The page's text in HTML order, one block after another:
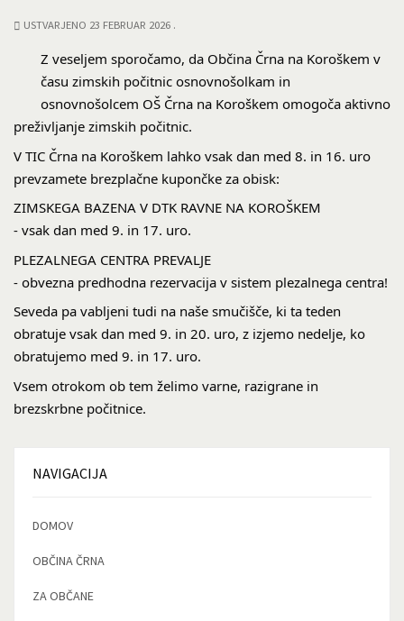
USTVARJENO 23 FEBRUAR 2026
Z veseljem sporočamo, da Občina Črna na Koroškem v
času zimskih počitnic osnovnošolkam in
osnovnošolcem OŠ Črna na Koroškem omogoča aktivno
preživljanje zimskih počitnic.
V TIC Črna na Koroškem lahko vsak dan med 8. in 16. uro
prevzamete brezplačne kupončke za obisk:
ZIMSKEGA BAZENA V DTK RAVNE NA KOROŠKEM
- vsak dan med 9. in 17. uro.
PLEZALNEGA CENTRA PREVALJE
- obvezna predhodna rezervacija v sistem plezalnega centra!
Seveda pa vabljeni tudi na naše smučišče, ki ta teden
obratuje vsak dan med 9. in 20. uro, z izjemo nedelje, ko
obratujemo med 9. in 17. uro.
Vsem otrokom ob tem želimo varne, razigrane in
brezskrbne počitnice.
NAVIGACIJA
DOMOV
OBČINA ČRNA
ZA OBČANE